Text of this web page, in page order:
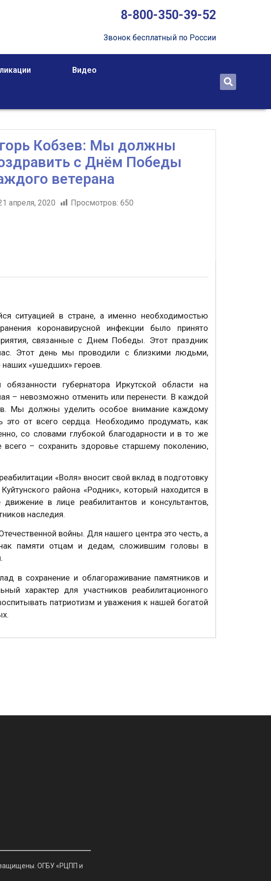
8-800-350-39-52
Звонок бесплатный по России
Видео
Кобзев: Мы должны
с Днём Победы
ветерана
апреля, 2020 Просмотров: 650
ситуацией в стране, а именно необходимостью
коронавирусной инфекции было принято
связанные с Днем Победы. Этот праздник
Этот день мы проводили с близкими людьми,
«ушедших» героев.
губернатора Иркутской области на
– невозможно отменить или перенести. В каждой
Мы должны уделить особое внимание каждому
это от всего сердца. Необходимо продумать, как
со словами глубокой благодарности и в то же
– сохранить здоровье старшему поколению,
«Воля» вносит свой вклад в подготовку
района «Родник», который находится в
в лице реабилитантов и консультантов,
наследия.
войны. Для нашего центра это честь, а
памяти отцам и дедам, сложившим головы в
в сохранение и облагораживание памятников и
характер для участников реабилитационного
патриотизм и уважения к нашей богатой
ОГБУ «РЦПП и